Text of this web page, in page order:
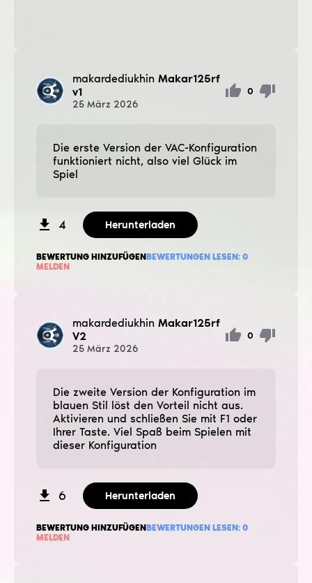
makardediukhin Makar125rf
v1
25 März 2026
0
Die erste Version der VAC-Konfiguration
funktioniert nicht, also viel Glück im
Spiel
4 Herunterladen
BEWERTUNG HINZUFÜGENBEWERTUNGEN LESEN: 0
MELDEN
makardediukhin Makar125rf
V2
25 März 2026
0
Die zweite Version der Konfiguration im
blauen Stil löst den Vorteil nicht aus.
Aktivieren und schließen Sie mit F1 oder
Ihrer Taste. Viel Spaß beim Spielen mit
dieser Konfiguration
6 Herunterladen
BEWERTUNG HINZUFÜGENBEWERTUNGEN LESEN: 0
MELDEN